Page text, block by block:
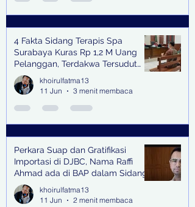
4 Fakta Sidang Terapis Spa
Surabaya Kuras Rp 1,2 M Uang
Pelanggan, Terdakwa Tersudut
oleh Keterangan Saksi Kunci
khoirulfatma13
11 Jun
3 menit membaca
Perkara Suap dan Gratifikasi
Importasi di DJBC, Nama Raffi
Ahmad ada di BAP dalam Sidang
khoirulfatma13
11 Jun
2 menit membaca